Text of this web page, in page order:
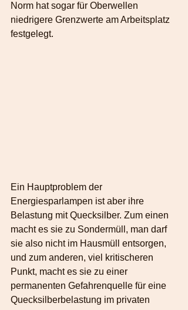
Norm hat sogar für Oberwellen
niedrigere Grenzwerte am Arbeitsplatz
festgelegt.
Ein Hauptproblem der
Energiesparlampen ist aber ihre
Belastung mit Quecksilber. Zum einen
macht es sie zu Sondermüll, man darf
sie also nicht im Hausmüll entsorgen,
und zum anderen, viel kritischeren
Punkt, macht es sie zu einer
permanenten Gefahrenquelle für eine
Quecksilberbelastung im privaten